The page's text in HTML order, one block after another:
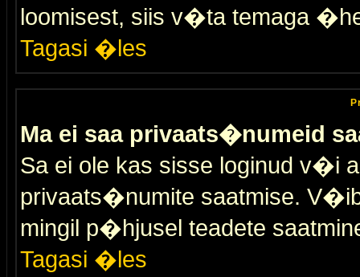
loomisest, siis v�ta temaga
Tagasi �les
Ma ei saa privaats�numeid
Sa ei ole kas sisse loginud v�i
privaats�numite saatmise.
mingil p�hjusel teadete
Tagasi �les